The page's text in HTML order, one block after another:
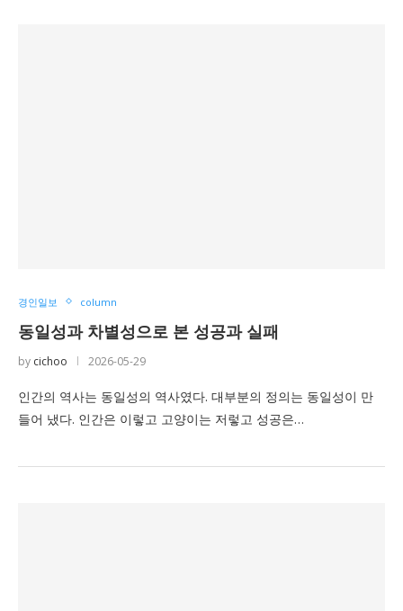
경인일보 column
동일성과 차별성으로 본 성공과 실패
by cichoo 2026-05-29
인간의 역사는 동일성의 역사였다. 대부분의 정의는 동일성이 만
들어 냈다. 인간은 이렇고 고양이는 저렇고 성공은…